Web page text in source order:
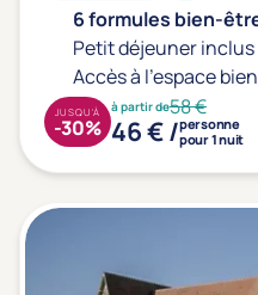
6 formules bien-
Petit déjeuner inclus
Accès à l'espace
à partir de58 €
46 € /personne
pour 1 nuit
JUSQU'À
-30%